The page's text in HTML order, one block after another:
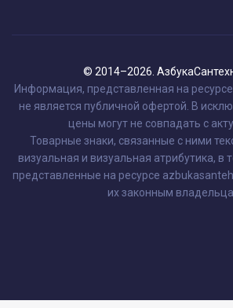
© 2014–2026.
Информация, представленная на
не является публичной офертой. В
цены могут не совпадать с
Товарные знаки, связанные с ними
визуальная и визуальная атрибутика, в
представленные на ресурсе
их законным